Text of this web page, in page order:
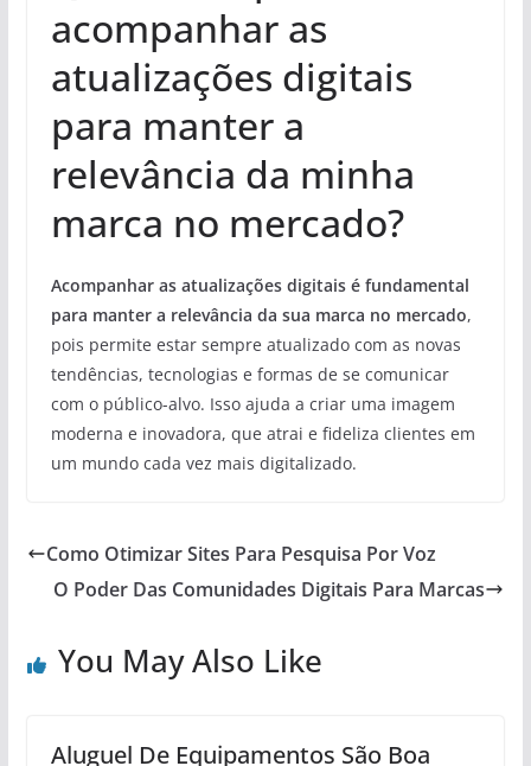
acompanhar as
atualizações digitais
para manter a
relevância da minha
marca no mercado?
Acompanhar as atualizações digitais é fundamental
para manter a relevância da sua marca no mercado,
pois permite estar sempre atualizado com as novas
tendências, tecnologias e formas de se comunicar
com o público-alvo. Isso ajuda a criar uma imagem
moderna e inovadora, que atrai e fideliza clientes em
um mundo cada vez mais digitalizado.
Como Otimizar Sites Para Pesquisa Por Voz
O Poder Das Comunidades Digitais Para Marcas
You May Also Like
Aluguel De Equipamentos São Boa